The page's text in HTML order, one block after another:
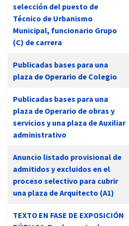
selección del puesto de
Técnico de Urbanismo
Municipal, funcionario Grupo
(C) de carrera
Publicadas bases para una
plaza de Operario de Colegio
Publicadas bases para una
plaza de Operario de obras y
servicios y una plaza de Auxiliar
administrativo
Anuncio listado provisional de
admitidos y excluidos en el
proceso selectivo para cubrir
una plaza de Arquitecto (A1)
TEXTO EN FASE DE EXPOSICIÓN